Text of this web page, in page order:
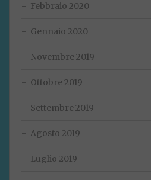
Febbraio 2020
Gennaio 2020
Novembre 2019
Ottobre 2019
Settembre 2019
Agosto 2019
Luglio 2019